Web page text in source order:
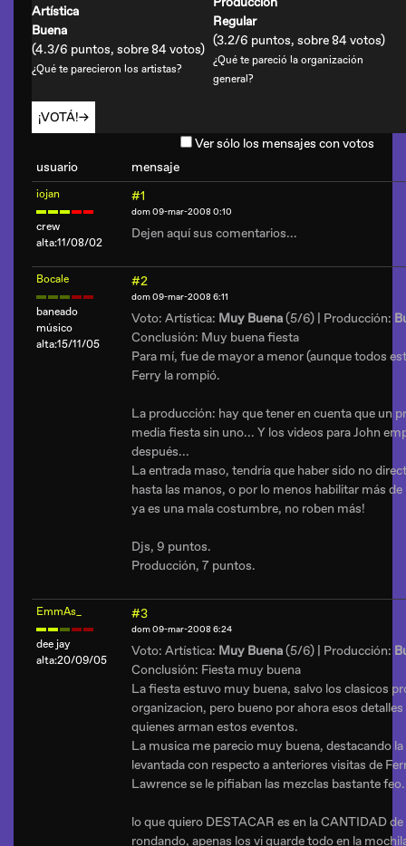
Artística
Buena
(4.3/6 puntos, sobre 84 votos)
¿Qué te parecieron los artistas?
Regular
(3.2/6 puntos, sobre 84 votos)
¿Qué te pareció la organización
general?
¡VOTÁ!
Ver sólo los mensajes con votos
usuario
mensaje
iojan
crew
alta:11/08/02
#1
dom 09-mar-2008 0:10
Dejen aquí sus comentarios...
Bocale
baneado
músico
alta:15/11/05
#2
dom 09-mar-2008 6:11
Voto: Artística: Muy Buena(5/6) | Producción:
Conclusión: Muy buena fiesta
Para mí, fue de mayor a menor (aunque todos
Ferry la rompió.
La producción: hay que tener en cuenta que un
media fiesta sin uno... Y los videos para John
después...
La entrada maso, tendría que haber sido no
hasta las manos, o por lo menos habilitar más
ya es una mala costumbre, no roben más!
Djs, 9 puntos.
Producción, 7 puntos.
EmmAs_
dee jay
alta:20/09/05
#3
dom 09-mar-2008 6:24
Voto: Artística: Muy Buena(5/6) | Producción:
Conclusión: Fiesta muy buena
La fiesta estuvo muy buena, salvo los clasicos
organizacion, pero bueno por ahora esos
quienes arman estos eventos.
La musica me parecio muy buena, destacando
levantada con respecto a anteriores visitas de
Lawrence se le pifiaban las mezclas bastante feo.
lo que quiero DESTACAR es en la CANTIDAD
rondando, apenas los vi guarde todo en la